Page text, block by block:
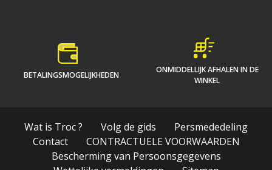
BETALINGSMOGELIJKHEDEN
ONMIDDELLIJK AFHALEN IN DE
WINKEL
Wat is Troc ? Volg de gids
Persmededeling
Contact
CONTRACTUELE VOORWAARDEN
Bescherming van Persoonsgegevens